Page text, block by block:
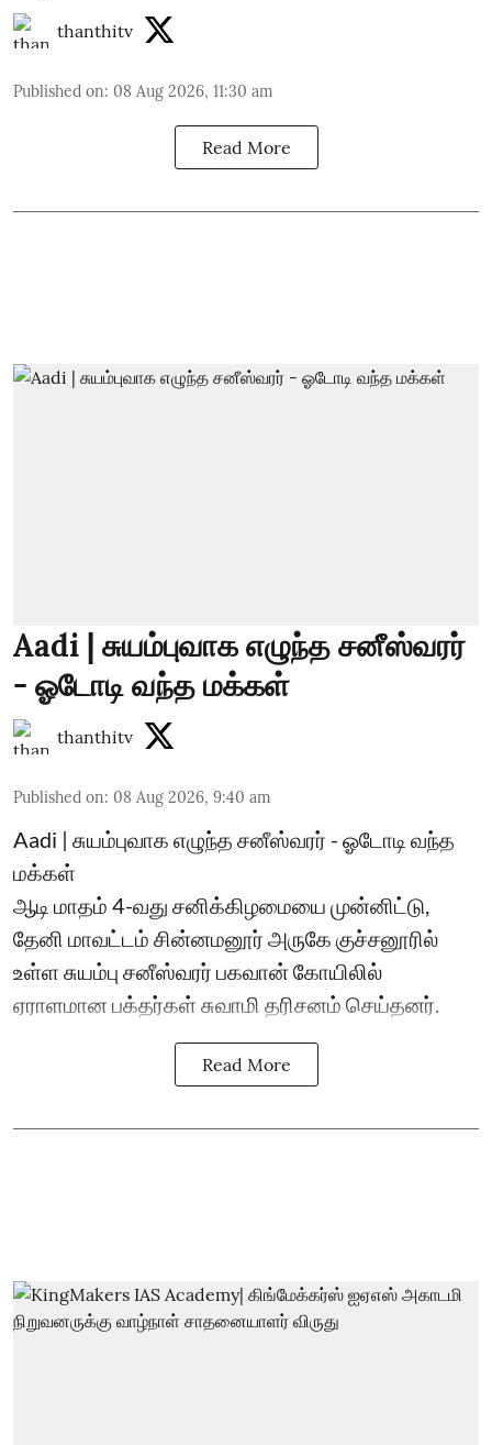
thanthitv
Published on: 08 Aug 2026, 11:30 am
Read More
Aadi | சுயம்புவாக எழுந்த சனீஸ்வரர்
- ஓடோடி வந்த மக்கள்
thanthitv
Published on: 08 Aug 2026, 9:40 am
Aadi | சுயம்புவாக எழுந்த சனீஸ்வரர் - ஓடோடி வந்த
மக்கள்
ஆடி மாதம் 4-வது சனிக்கிழமையை முன்னிட்டு,
தேனி மாவட்டம் சின்னமனூர் அருகே குச்சனூரில்
உள்ள சுயம்பு சனீஸ்வரர் பகவான் கோயிலில்
ஏராளமான பக்தர்கள் சுவாமி தரிசனம் செய்தனர்.
Read More